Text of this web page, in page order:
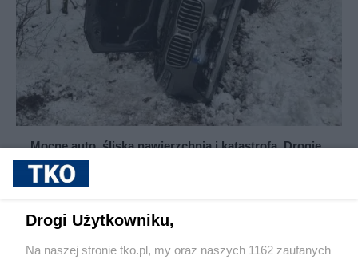
Mocne auto, śliska nawierzchnia i katastrofa. Drogie
BMW sunęło prosto do rowu
Drogi Użytkowniku,
Na naszej stronie tko.pl, my oraz naszych 1162 zaufanych